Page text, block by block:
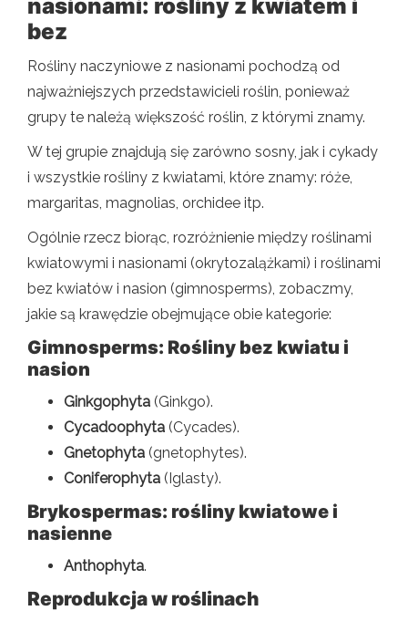
nasionami: rośliny z kwiatem i
bez
Rośliny naczyniowe z nasionami pochodzą od
najważniejszych przedstawicieli roślin, ponieważ
grupy te należą większość roślin, z którymi znamy.
W tej grupie znajdują się zarówno sosny, jak i cykady
i wszystkie rośliny z kwiatami, które znamy: róże,
margaritas, magnolias, orchidee itp.
Ogólnie rzecz biorąc, rozróżnienie między roślinami
kwiatowymi i nasionami (okrytozalążkami) i roślinami
bez kwiatów i nasion (gimnosperms), zobaczmy,
jakie są krawędzie obejmujące obie kategorie:
Gimnosperms: Rośliny bez kwiatu i
nasion
Ginkgophyta (Ginkgo).
Cycadoophyta (Cycades).
Gnetophyta (gnetophytes).
Coniferophyta (Iglasty).
Brykospermas: rośliny kwiatowe i
nasienne
Anthophyta.
Reprodukcja w roślinach